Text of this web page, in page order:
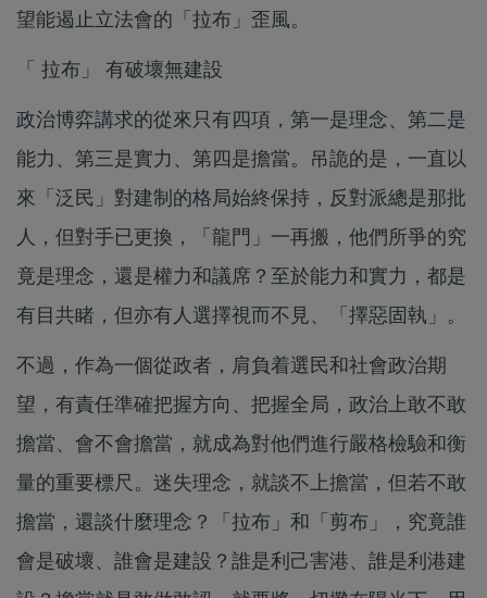
望能遏止立法會的「拉布」歪風。
「 拉布」 有破壞無建設
政治博弈講求的從來只有四項，第一是理念、第二是
能力、第三是實力、第四是擔當。吊詭的是，一直以
來「泛民」對建制的格局始終保持，反對派總是那批
人，但對手已更換，「龍門」一再搬，他們所爭的究
竟是理念，還是權力和議席？至於能力和實力，都是
有目共睹，但亦有人選擇視而不見、「擇惡固執」。
不過，作為一個從政者，肩負着選民和社會政治期
望，有責任準確把握方向、把握全局，政治上敢不敢
擔當、會不會擔當，就成為對他們進行嚴格檢驗和衡
量的重要標尺。迷失理念，就談不上擔當，但若不敢
擔當，還談什麼理念？「拉布」和「剪布」，究竟誰
會是破壞、誰會是建設？誰是利己害港、誰是利港建